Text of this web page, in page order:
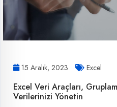
15 Aralık, 2023 Excel
Excel Veri Araçları,
Verilerinizi Yönetin